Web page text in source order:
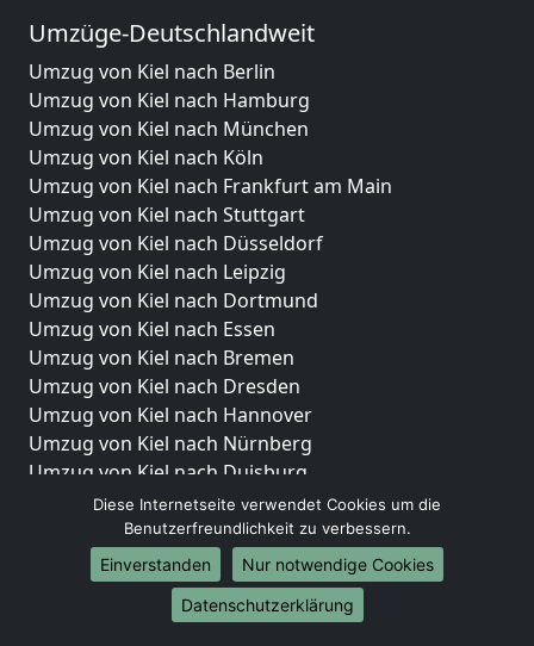
Umzüge-Deutschlandweit
Umzug von Kiel nach Berlin
Umzug von Kiel nach Hamburg
Umzug von Kiel nach München
Umzug von Kiel nach Köln
Umzug von Kiel nach Frankfurt am Main
Umzug von Kiel nach Stuttgart
Umzug von Kiel nach Düsseldorf
Umzug von Kiel nach Leipzig
Umzug von Kiel nach Dortmund
Umzug von Kiel nach Essen
Umzug von Kiel nach Bremen
Umzug von Kiel nach Dresden
Umzug von Kiel nach Hannover
Umzug von Kiel nach Nürnberg
Umzug von Kiel nach Duisburg
Umzug von Kiel nach Bochum
Umzug von Kiel nach Wuppertal
Umzug von Kiel nach Bielefeld
Umzug von Kiel nach Bonn
Umzug von Kiel nach Münster
Diese Internetseite verwendet Cookies um die
Benutzerfreundlichkeit zu verbessern.
Einverstanden
Nur notwendige Cookies
Datenschutzerklärung